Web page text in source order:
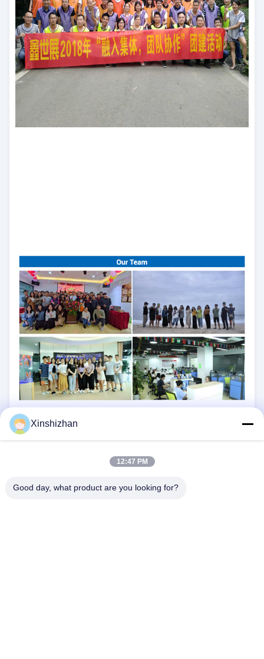
Xinshizhan
12:47 PM
Good day, what product are you looking for?